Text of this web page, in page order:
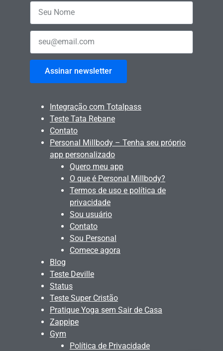
Assinar newsletter
Integração com Totalpass
Teste Tata Rebane
Contato
Personal Millbody – Tenha seu próprio
app personalizado
Quero meu app
O que é Personal Millbody?
Termos de uso e política de
privacidade
Sou usuário
Contato
Sou Personal
Comece agora
Blog
Teste Deville
Status
Teste Super Cristão
Pratique Yoga sem Sair de Casa
Zappipe
Gym
Política de Privacidade